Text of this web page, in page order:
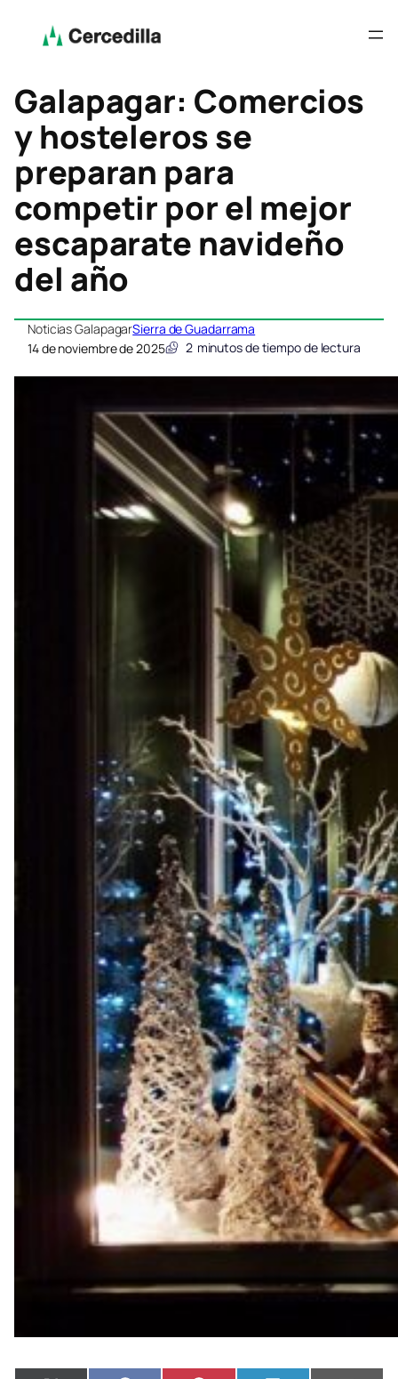
Galapagar: Comercios
y hosteleros se
preparan para
competir por el mejor
escaparate navideño
del año
Noticias GalapagarSierra de Guadarrama
14 de noviembre de 2025
2 minutos de tiempo de lectura